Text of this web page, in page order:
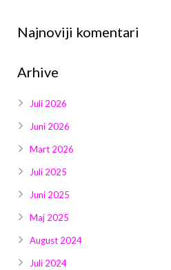
Najnoviji komentari
Arhive
Juli 2026
Juni 2026
Mart 2026
Juli 2025
Juni 2025
Maj 2025
August 2024
Juli 2024